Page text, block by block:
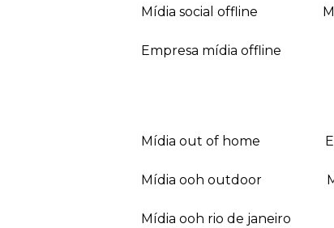
mídia social offline
empresa mídia offline
mídia out of home
mídia ooh outdoor
mídia ooh rio de janeiro